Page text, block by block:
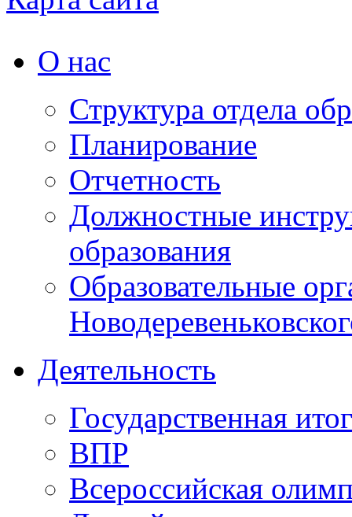
О нас
Структура отдела
Планирование
Отчетность
Должностные
образования
Образовательные
Деятельность
Государственная
ВПР
Всероссийская